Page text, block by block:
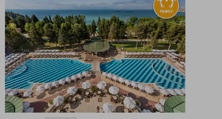
pouvant
accueillir
jusqu'à 6
personnes
Centre de
spa
polyvalent
avec
plusieurs
saunas